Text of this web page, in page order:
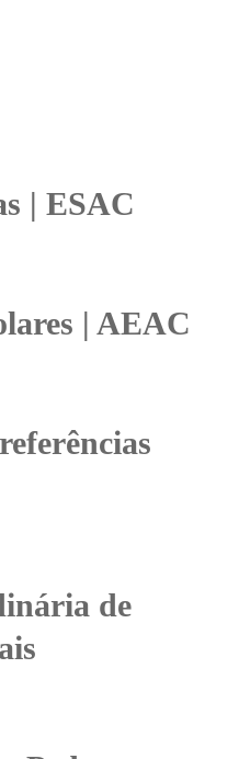
| ESAC
| AEAC
de